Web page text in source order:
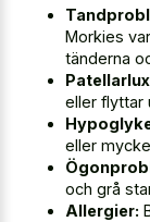
Morkies
tänderna
eller flyttar
eller
och grå
Allergier: